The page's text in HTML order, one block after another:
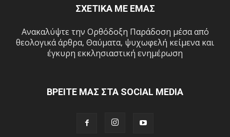
ΣΧΕΤΙΚΑ ΜΕ ΕΜΑΣ
Ανακαλύψτε την Ορθόδοξη Παράδοση μέσα από
θεολογικά άρθρα, Θαύματα, ψυχωφελή κείμενα και
έγκυρη εκκλησιαστική ενημέρωση
ΒΡΕΙΤΕ ΜΑΣ ΣΤΑ SOCIAL MEDIA